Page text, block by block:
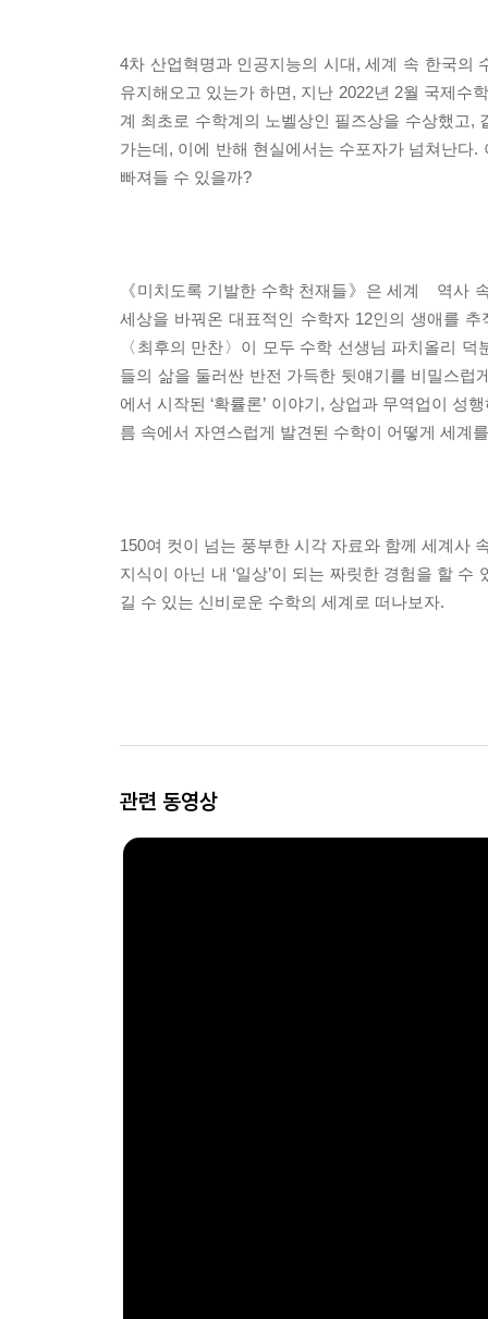
4차 산업혁명과 인공지능의 시대, 세계 속 한국의
유지해오고 있는가 하면, 지난 2022년 2월 국제수
계 최초로 수학계의 노벨상인 필즈상을 수상했고,
가는데, 이에 반해 현실에서는 수포자가 넘쳐난다
빠져들 수 있을까?
《미치도록 기발한 수학 천재들》은 세계 역사
세상을 바꿔온 대표적인 수학자 12인의 생애를 추
〈최후의 만찬〉이 모두 수학 선생님 파치올리
들의 삶을 둘러싼 반전 가득한 뒷얘기를 비밀스
에서 시작된 ‘확률론’ 이야기, 상업과 무역업이 성
름 속에서 자연스럽게 발견된 수학이 어떻게 세계
150여 컷이 넘는 풍부한 시각 자료와 함께 세계사
지식이 아닌 내 ‘일상’이 되는 짜릿한 경험을 할
길 수 있는 신비로운 수학의 세계로 떠나보자.
관련 동영상